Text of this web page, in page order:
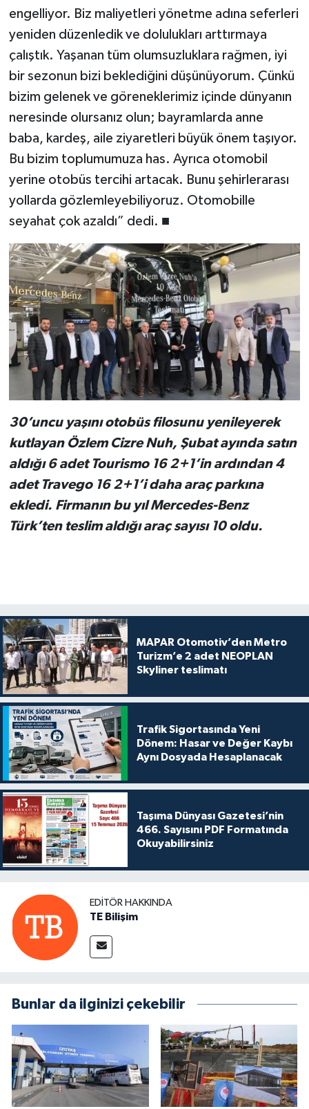
engelliyor. Biz maliyetleri yönetme adına seferleri
yeniden düzenledik ve dolulukları arttırmaya
çalıştık. Yaşanan tüm olumsuzluklara rağmen, iyi
bir sezonun bizi beklediğini düşünüyorum. Çünkü
bizim gelenek ve göreneklerimiz içinde dünyanın
neresinde olursanız olun; bayramlarda anne
baba, kardeş, aile ziyaretleri büyük önem taşıyor.
Bu bizim toplumumuza has. Ayrıca otomobil
yerine otobüs tercihi artacak. Bunu şehirlerarası
yollarda gözlemleyebiliyoruz. Otomobille
seyahat çok azaldı” dedi. ■
30’uncu yaşını otobüs filosunu yenileyerek
kutlayan Özlem Cizre Nuh, Şubat ayında satın
aldığı 6 adet Tourismo 16 2+1’in ardından 4
adet Travego 16 2+1’i daha araç parkına
ekledi. Firmanın bu yıl Mercedes-Benz
Türk’ten teslim aldığı araç sayısı 10 oldu.
MAPAR Otomotiv’den Metro
Turizm’e 2 adet NEOPLAN
Skyliner teslimatı
Trafik Sigortasında Yeni
Dönem: Hasar ve Değer Kaybı
Aynı Dosyada Hesaplanacak
Taşıma Dünyası Gazetesi’nin
466. Sayısını PDF Formatında
Okuyabilirsiniz
EDITÖR HAKKINDA
TE Bilişim
Bunlar da ilginizi çekebilir